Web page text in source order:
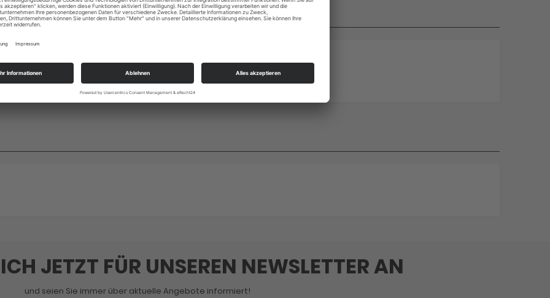
gefilzt. (komplett durchgefilzt ohne Kern)
in der Nähe von Landshut hergestellt.
JETZT FÜR UNSEREN NEWSLETTER AN
und seien Sie immer über aktuelle Angebote informiert!